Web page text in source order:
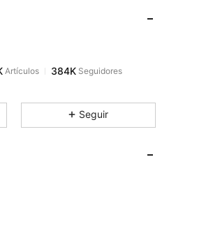
2 horas
384K
Seguir